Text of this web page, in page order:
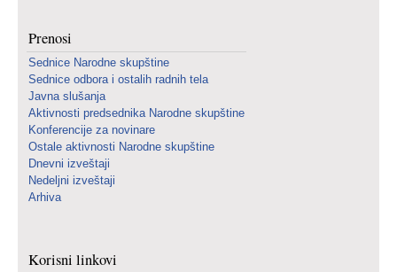
Prenosi
Sednice Narodne skupštine
Sednice odbora i ostalih radnih tela
Javna slušanja
Aktivnosti predsednika Narodne skupštine
Konferencije za novinare
Ostale aktivnosti Narodne skupštine
Dnevni izveštaji
Nedeljni izveštaji
Arhiva
Korisni linkovi